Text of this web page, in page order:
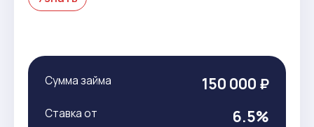
Сумма займа 150 000 ₽
Ставка от 6.5%